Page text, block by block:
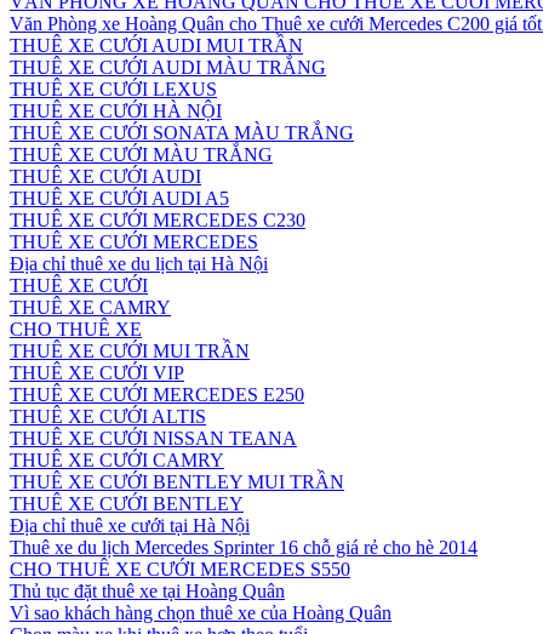
Văn Phòng xe Hoàng Quân cho Thuê xe cưới Mercedes C200 giá
THUÊ XE CƯỚI AUDI MUI TRẦN
THUÊ XE CƯỚI AUDI MÀU TRẮNG
THUÊ XE CƯỚI LEXUS
THUÊ XE CƯỚI HÀ NỘI
THUÊ XE CƯỚI SONATA MÀU TRẮNG
THUÊ XE CƯỚI MÀU TRẮNG
THUÊ XE CƯỚI AUDI
THUÊ XE CƯỚI AUDI A5
THUÊ XE CƯỚI MERCEDES C230
THUÊ XE CƯỚI MERCEDES
Địa chỉ thuê xe du lịch tại Hà Nội
THUÊ XE CƯỚI
THUÊ XE CAMRY
CHO THUÊ XE
THUÊ XE CƯỚI MUI TRẦN
THUÊ XE CƯỚI VIP
THUÊ XE CƯỚI MERCEDES E250
THUÊ XE CƯỚI ALTIS
THUÊ XE CƯỚI NISSAN TEANA
THUÊ XE CƯỚI CAMRY
THUÊ XE CƯỚI BENTLEY MUI TRẦN
THUÊ XE CƯỚI BENTLEY
Địa chỉ thuê xe cưới tại Hà Nội
Thuê xe du lịch Mercedes Sprinter 16 chỗ giá rẻ cho hè 2014
CHO THUÊ XE CƯỚI MERCEDES S550
Thủ tục đặt thuê xe tại Hoàng Quân
Vì sao khách hàng chọn thuê xe của Hoàng Quân